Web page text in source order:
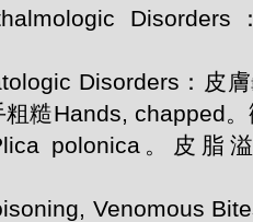
Disorders：皮
糙Hands, chapped
polonica。皮脂
Venomous